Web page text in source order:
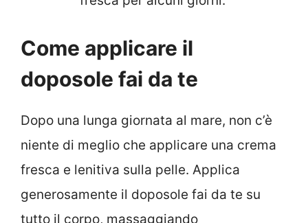
Come applicare il
doposole fai da te
Dopo una lunga giornata al mare, non c’è
niente di meglio che applicare una crema
fresca e lenitiva sulla pelle. Applica
generosamente il doposole fai da te su
tutto il corpo, massaggiando